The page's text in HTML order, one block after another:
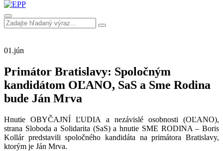
01.jún
Primátor Bratislavy: Spoločným
kandidátom OĽANO, SaS a Sme Rodina
bude Ján Mrva
Hnutie OBYČAJNÍ ĽUDIA a nezávislé osobnosti (OĽANO),
strana Sloboda a Solidarita (SaS) a hnutie SME RODINA – Boris
Kollár predstavili spoločného kandidáta na primátora Bratislavy,
ktorým je Ján Mrva.